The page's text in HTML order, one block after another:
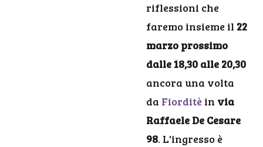
riflessioni che
faremo insieme il 22
marzo prossimo
dalle 18,30 alle 20,30
ancora una volta
da Fiorditè in via
Raffaele De Cesare
98. L'ingresso è